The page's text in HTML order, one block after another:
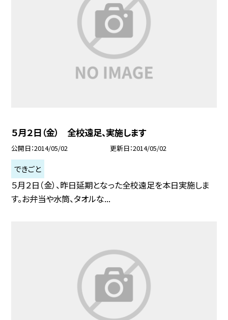
５月２日（金） 全校遠足、実施します
公開日 2014/05/02 更新日 2014/05/02
できごと
５月２日（金）、昨日延期となった全校遠足を本日実施しま
す。お弁当や水筒、タオルな...